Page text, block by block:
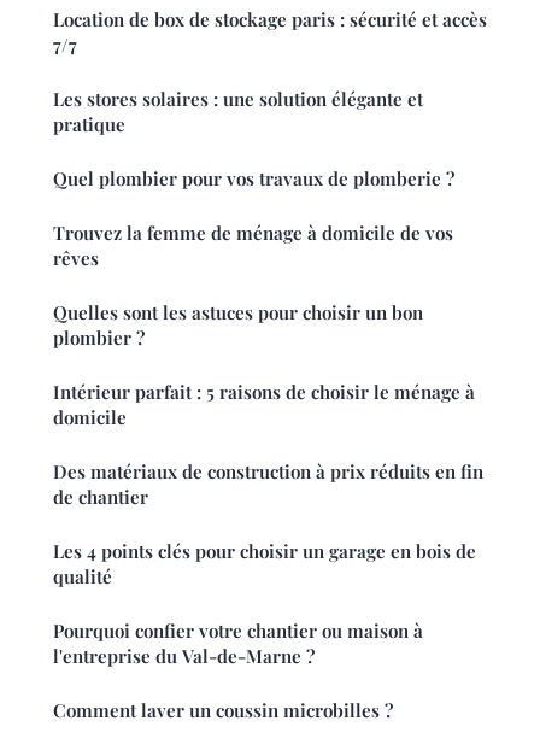
Location de box de stockage paris : sécurité et accès
7/7
Les stores solaires : une solution élégante et
pratique
Quel plombier pour vos travaux de plomberie ?
Trouvez la femme de ménage à domicile de vos
rêves
Quelles sont les astuces pour choisir un bon
plombier ?
Intérieur parfait : 5 raisons de choisir le ménage à
domicile
Des matériaux de construction à prix réduits en fin
de chantier
Les 4 points clés pour choisir un garage en bois de
qualité
Pourquoi confier votre chantier ou maison à
l'entreprise du Val-de-Marne ?
Comment laver un coussin microbilles ?